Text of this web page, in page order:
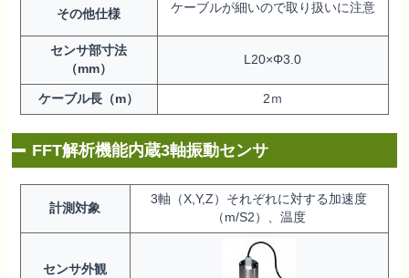
その他仕様 ケーブルが細いので取り扱いに注意
センサ部寸法
（mm）
L20×Φ3.0
ケーブル長（m） 2ｍ
FFT解析機能内蔵3軸振動センサ
計測対象
3軸（X,Y,Z）それぞれに対する加速度
（m/S2）、温度
センサ外観